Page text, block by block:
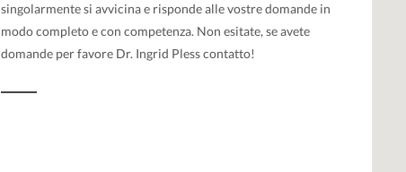
singolarmente si avvicina e risponde alle vostre domande in
modo completo e con competenza. Non esitate, se avete
domande per favore Dr. Ingrid Pless contatto!